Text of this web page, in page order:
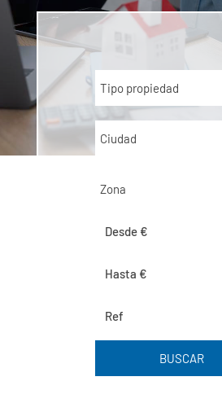
Tipo propiedad
Ciudad
Zona
BUSCAR